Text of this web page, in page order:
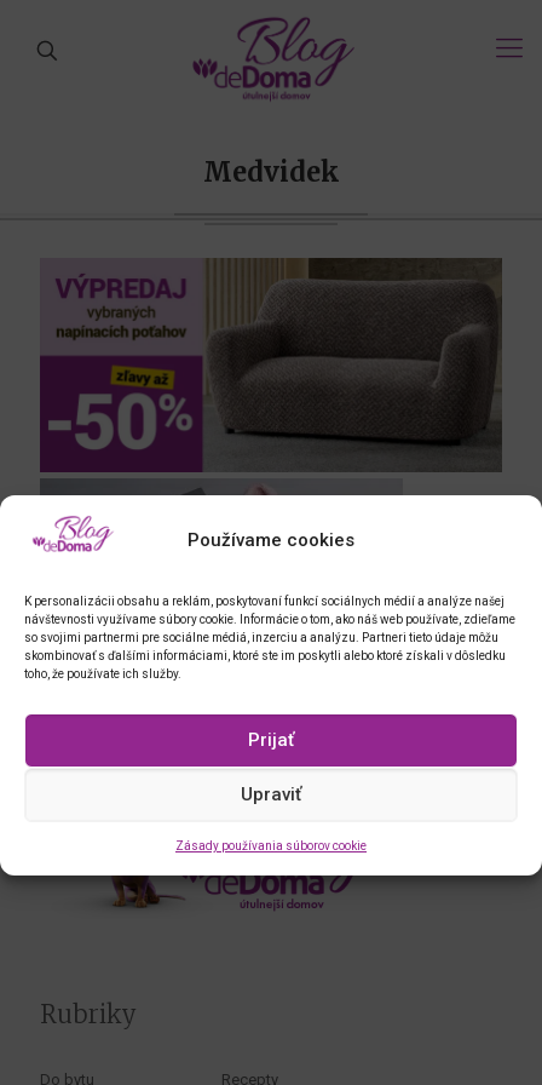
Používame cookies
K personalizácii obsahu a reklám, poskytovaní funkcí sociálnych médií a analýze našej
návštevnosti využívame súbory cookie. Informácie o tom, ako náš web používate, zdieľame
so svojimi partnermi pre sociálne médiá, inzerciu a analýzu. Partneri tieto údaje môžu
skombinovať s ďalšími informáciami, ktoré ste im poskytli alebo ktoré získali v dôsledku
toho, že používate ich služby.
Prijať
Upraviť
Zásady používania súborov cookie
Medvidek
Rubriky
Do bytu Recepty